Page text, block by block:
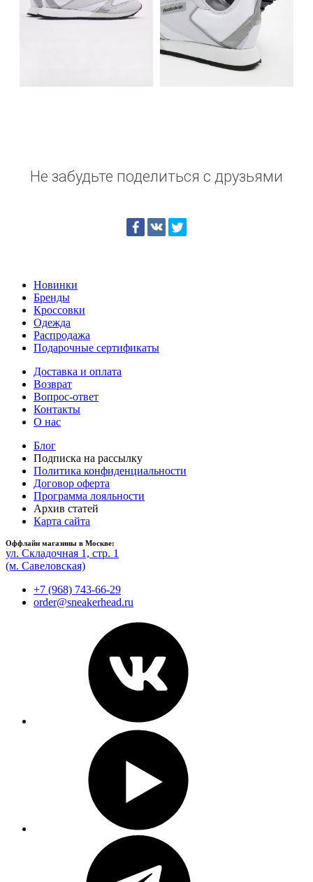
Не забудьте поделиться с друзьями
Новинки
Бренды
Кроссовки
Одежда
Распродажа
Подарочные сертификаты
Доставка и оплата
Возврат
Вопрос-ответ
Контакты
О нас
Блог
Подписка на рассылку
Политика конфиденциальности
Договор оферта
Программа лояльности
Архив статей
Карта сайта
Оффлайн магазины в Москве:
ул. Складочная 1, стр. 1
(м. Савеловская)
+7 (968) 743-66-29
order@sneakerhead.ru